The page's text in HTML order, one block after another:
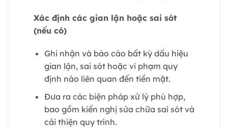
Xác định các gian lận hoặc sai sót
(nếu có)
Ghi nhận và báo cáo bất kỳ dấu hiệu
gian lận, sai sót hoặc vi phạm quy
định nào liên quan đến tiền mặt.
Đưa ra các biện pháp xử lý phù hợp,
bao gồm kiến nghị sửa chữa sai sót và
cải thiện quy trình.